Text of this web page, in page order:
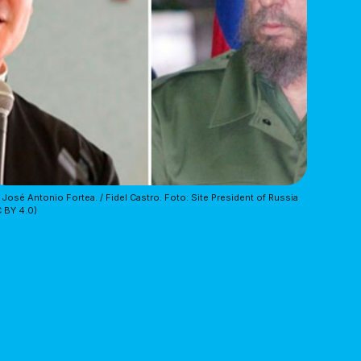
José Antonio Fortea. / Fidel Castro. Foto: Site President of Russia
BY 4.0)